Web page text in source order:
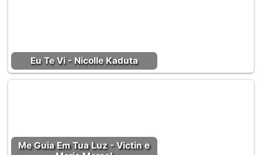
Eu Te Vi - Nicolle Kaduta
Me Guia Em Tua Luz - Victin e